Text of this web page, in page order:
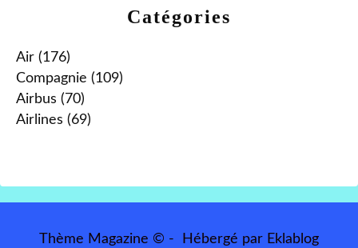
Catégories
Air (176)
Compagnie (109)
Airbus (70)
Airlines (69)
Thème Magazine © - Hébergé par Eklablog